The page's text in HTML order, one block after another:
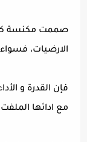
صممت مكنسة
الارضيات،
فإن القدرة و
مع ادائها الملفت